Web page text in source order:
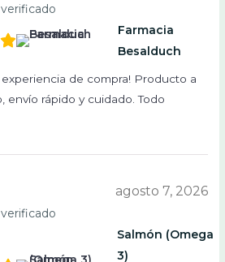
Farmacia
Besalduch
de compra! Producto a
envío rápido y cuidado. Todo
agosto 7, 2026
Salmón (Omega
3)